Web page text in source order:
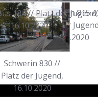
//
Schwerin 815 //
Platz der
16.10.2020
Schwerin 830 //
Platz der Jugend,
16.10.2020
184 // Platz der Jugend,
16.10.2020